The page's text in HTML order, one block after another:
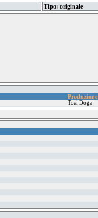
Tipo: originale
Produzione
Toei Doga